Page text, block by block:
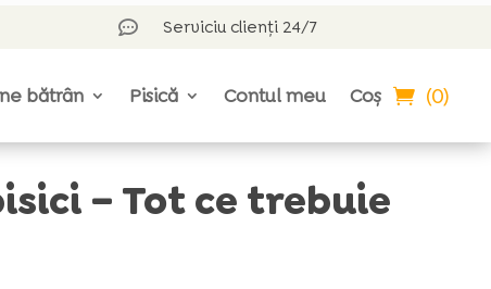
 Serviciu clienți 24/7
bătrân Pisică Contul meu Coș (0)
– Tot ce trebuie